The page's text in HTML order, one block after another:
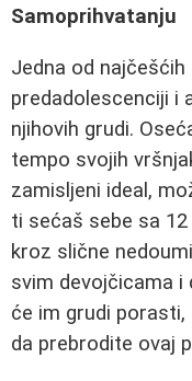
Samoprihvatanju
Jedna od
predadolescenciji i
njihovih grudi.
tempo svojih
zamisljeni ideal,
ti sećaš sebe sa
kroz slične
svim devojčicama i
će im grudi
da prebrodite ovaj